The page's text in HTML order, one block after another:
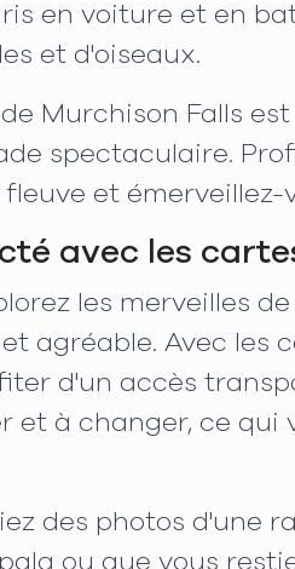
en voiture et en
et d'oiseaux.
Murchison Falls
spectaculaire.
fleuve et
avec les
les merveilles
agréable. Avec les
d'un accès
et à changer, ce
des photos d'une
ou que vous